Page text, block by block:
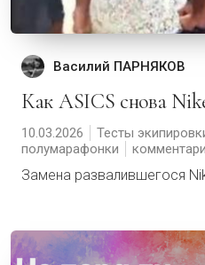
Василий ПАРНЯКОВ
Как ASICS снова
10.03.2026 Тесты
полумарафонки
Замена развалившегося